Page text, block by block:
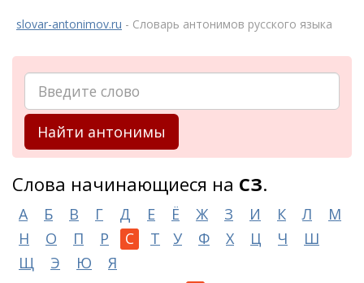
slovar-antonimov.ru - Словарь антонимов русского языка
Найти антонимы
Слова начинающиеся на СЗ.
А Б В Г Д Е Ё Ж З И К Л
М
Н
О П Р С Т У Ф Х Ц Ч
Ш
Щ
Э Ю Я